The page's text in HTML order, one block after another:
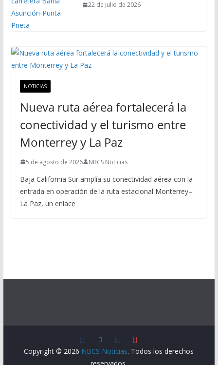
22 de julio de 2026
NOTICIAS
Nueva ruta aérea fortalecerá la
conectividad y el turismo entre
Monterrey y La Paz
5 de agosto de 2026 NBCS Noticias
Baja California Sur amplía su conectividad aérea con la
entrada en operación de la ruta estacional Monterrey–
La Paz, un enlace
Copyright © 2026 NBCS Noticias. Todos los derechos